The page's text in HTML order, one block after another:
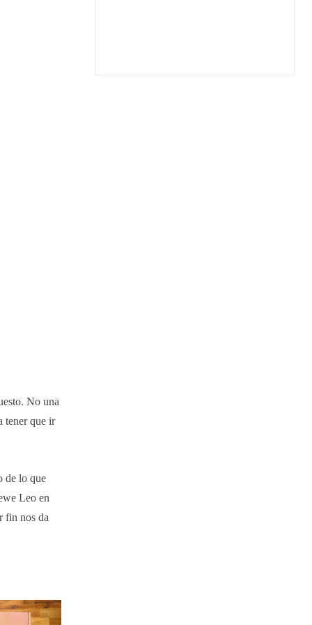
No una
tener que ir
de lo que
Leo en
fin nos da